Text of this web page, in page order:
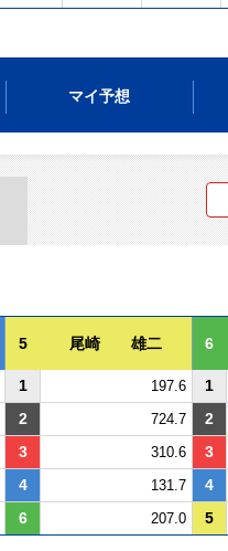
マイ予想
5 尾崎 雄二 6
1 197.6 1
2 724.7 2
3 310.6 3
4 131.7 4
6 207.0 5